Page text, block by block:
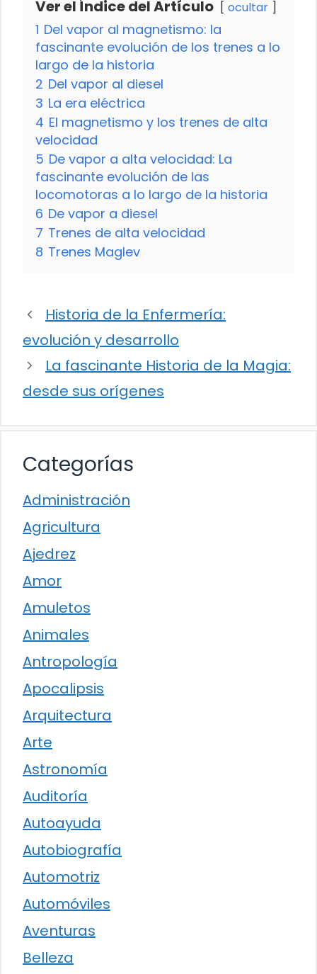
Ver el Índice del Artículo ocultar
1 Del vapor al magnetismo: la
fascinante evolución de los trenes a lo
largo de la historia
2 Del vapor al diesel
3 La era eléctrica
4 El magnetismo y los trenes de alta
velocidad
5 De vapor a alta velocidad: La
fascinante evolución de las
locomotoras a lo largo de la historia
6 De vapor a diesel
7 Trenes de alta velocidad
8 Trenes Maglev
Historia de la Enfermería:
evolución y desarrollo
La fascinante Historia de la Magia:
desde sus orígenes
Categorías
Administración
Agricultura
Ajedrez
Amor
Amuletos
Animales
Antropología
Apocalipsis
Arquitectura
Arte
Astronomía
Auditoría
Autoayuda
Autobiografía
Automotriz
Automóviles
Aventuras
Belleza